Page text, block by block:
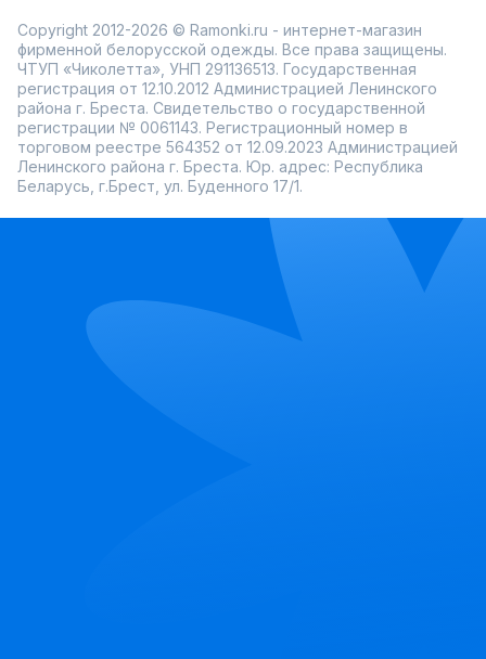
Copyright 2012-2026 © Ramonki.ru - интернет-магазин
фирменной белорусской одежды. Все права защищены.
ЧТУП «Чиколетта», УНП 291136513. Государственная
регистрация от 12.10.2012 Администрацией Ленинского
района г. Бреста. Свидетельство о государственной
регистрации № 0061143. Регистрационный номер в
торговом реестре 564352 от 12.09.2023 Администрацией
Ленинского района г. Бреста. Юр. адрес: Республика
Беларусь, г.Брест, ул. Буденного 17/1.